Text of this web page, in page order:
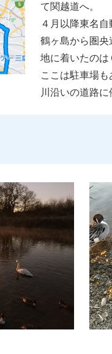
て関越道へ。
４月以降東名自
鶴ヶ島から圏
地に着いたのは
ここは駐車場も
川沿いの道路